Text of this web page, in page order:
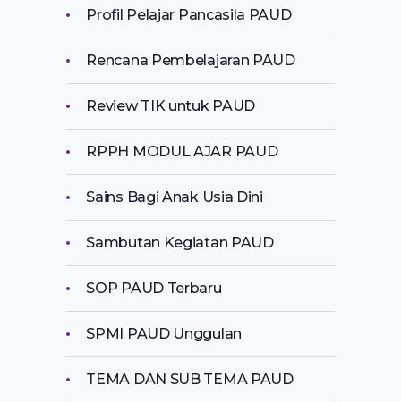
Profil Pelajar Pancasila PAUD
Rencana Pembelajaran PAUD
Review TIK untuk PAUD
RPPH MODUL AJAR PAUD
Sains Bagi Anak Usia Dini
Sambutan Kegiatan PAUD
SOP PAUD Terbaru
SPMI PAUD Unggulan
TEMA DAN SUB TEMA PAUD